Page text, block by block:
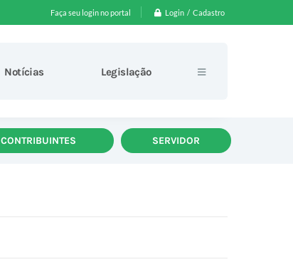
Faça seu login no portal Login / Cadastro
Notícias Legislação
CONTRIBUINTES SERVIDOR